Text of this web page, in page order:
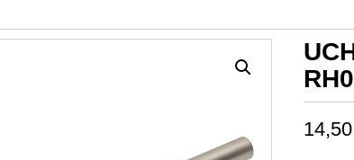
14,50